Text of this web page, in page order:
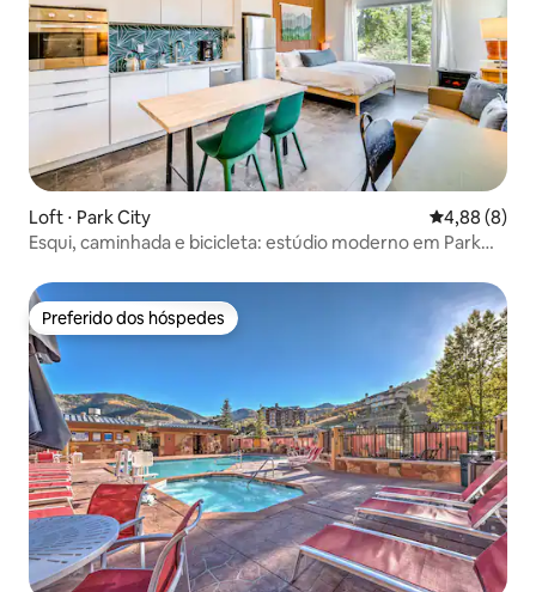
Loft ⋅ Park City 4,88 de uma
4,88 (8)
Esqui, caminhada e bicicleta: estúdio moderno em Park
Preferido dos hóspedes
Preferido dos hóspedes